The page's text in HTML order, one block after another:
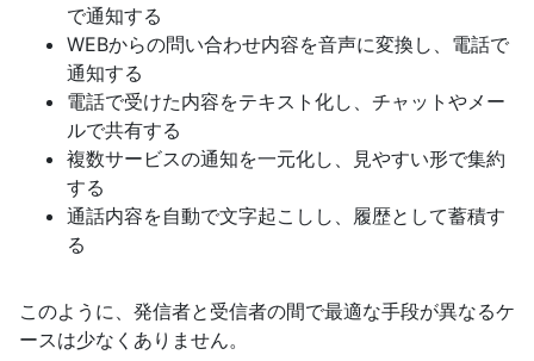
で通知する
WEBからの問い合わせ内容を音声に変換し、電話で
通知する
電話で受けた内容をテキスト化し、チャットやメー
ルで共有する
複数サービスの通知を一元化し、見やすい形で集約
する
通話内容を自動で文字起こしし、履歴として蓄積す
る
このように、発信者と受信者の間で最適な手段が異なるケ
ースは少なくありません。